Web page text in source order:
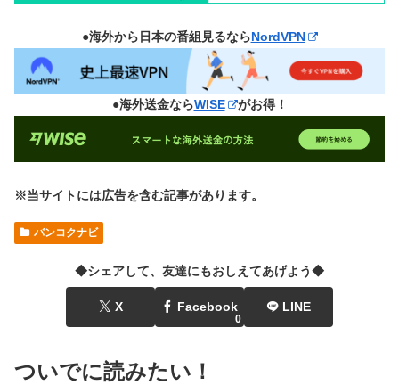
●海外から日本の番組見るならNordVPN
●海外送金ならWISE がお得！
※当サイトには広告を含む記事があります。
バンコクナビ
◆シェアして、友達にもおしえてあげよう◆
X Facebook
0
LINE
ついでに読みたい！